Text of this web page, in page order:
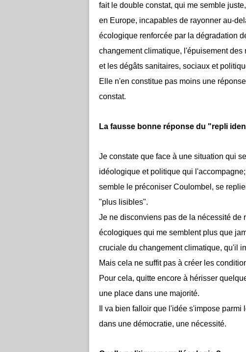
fait le double constat, qui me semble
en Europe, incapables de rayonner au-
écologique renforcée par la dégradation
changement climatique, l'épuisement
et les dégâts sanitaires, sociaux et
Elle n'en constitue pas moins une
constat.
La fausse bonne réponse du "repli
Je constate que face à une situation qui
idéologique et politique qui
semble le préconiser Coulombel, se
"plus lisibles".
Je ne disconviens pas de la nécessité de
écologiques qui me semblent plus que
cruciale du changement climatique, qu'il
Mais cela ne suffit pas à créer les
Pour cela, quitte encore à hérisser
une place dans une majorité.
Il va bien falloir que l'idée s'impose
dans une démocratie, une nécessité.